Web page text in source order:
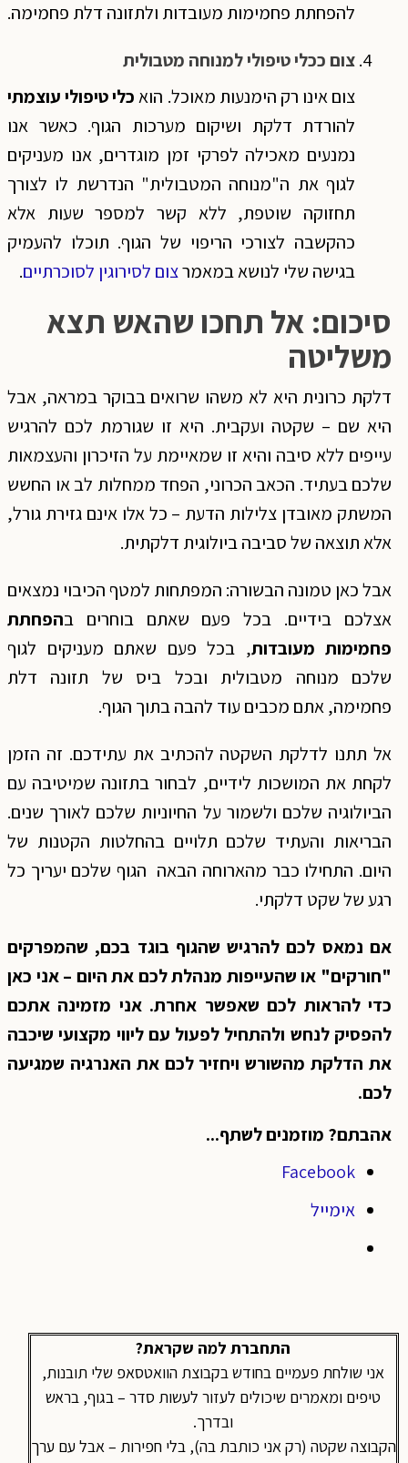
להפחתת פחמימות מעובדות ולתזונה דלת פחמימה.
צום ככלי טיפולי למנוחה מטבולית
צום אינו רק הימנעות מאוכל. הואכלי טיפולי עוצמתי
להורדת דלקת ושיקום מערכות הגוף. כאשר אנו
נמנעים מאכילה לפרקי זמן מוגדרים, אנו מעניקים
לגוף את ה"מנוחה המטבולית" הנדרשת לו לצורך
תחזוקה שוטפת, ללא קשר למספר שעות אלא
כהקשבה לצורכי הריפוי של הגוף. תוכלו להעמיק
בגישה שלי לנושא במאמרצום לסירוגין לסוכרתיים.
סיכום: אל תחכו שהאש תצא
משליטה
דלקת כרונית היא לא משהו שרואים בבוקר במראה, אבל
היא שם – שקטה ועקבית. היא זו שגורמת לכם להרגיש
עייפים ללא סיבה והיא זו שמאיימת על הזיכרון והעצמאות
שלכם בעתיד. הכאב הכרוני, הפחד ממחלות לב או החשש
המשתק מאובדן צלילות הדעת – כל אלו אינם גזירת גורל,
אלא תוצאה של סביבה ביולוגית דלקתית.
אבל כאן טמונה הבשורה: המפתחות למטף הכיבוי נמצאים
אצלכם בידיים. בכל פעם שאתם בוחרים בהפחתת
פחמימות מעובדות, בכל פעם שאתם מעניקים לגוף
שלכם מנוחה מטבולית ובכל ביס של תזונה דלת
פחמימה, אתם מכבים עוד להבה בתוך הגוף.
אל תתנו לדלקת השקטה להכתיב את עתידכם. זה הזמן
לקחת את המושכות לידיים, לבחור בתזונה שמיטיבה עם
הביולוגיה שלכם ולשמור על החיוניות שלכם לאורך שנים.
הבריאות והעתיד שלכם תלויים בהחלטות הקטנות של
היום. התחילו כבר מהארוחה הבאה הגוף שלכם יעריך כל
רגע של שקט דלקתי.
אם נמאס לכם להרגיש שהגוף בוגד בכם, שהמפרקים
"חורקים" או שהעייפות מנהלת לכם את היום – אני כאן
כדי להראות לכם שאפשר אחרת. אני מזמינה אתכם
להפסיק לנחש ולהתחיל לפעול עם ליווי מקצועי שיכבה
את הדלקת מהשורש ויחזיר לכם את האנרגיה שמגיעה
לכם.
אהבתם? מוזמנים לשתף...
Facebook
אימייל
התחברת למה שקראת?
אני שולחת פעמיים בחודש בקבוצת הוואטסאפ שלי תובנות,
טיפים ומאמרים שיכולים לעזור לעשות סדר – בגוף, בראש
ובדרך.
הקבוצה שקטה (רק אני כותבת בה), בלי חפירות – אבל עם ערך